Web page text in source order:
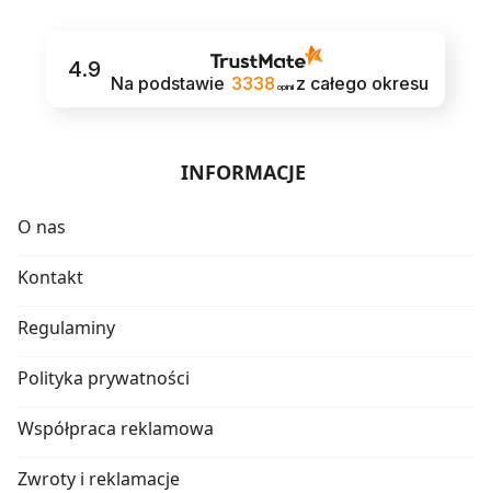
4.9
Na podstawie 3338 opinii z całego okresu
INFORMACJE
O nas
Kontakt
Regulaminy
Polityka prywatności
Współpraca reklamowa
Zwroty i reklamacje